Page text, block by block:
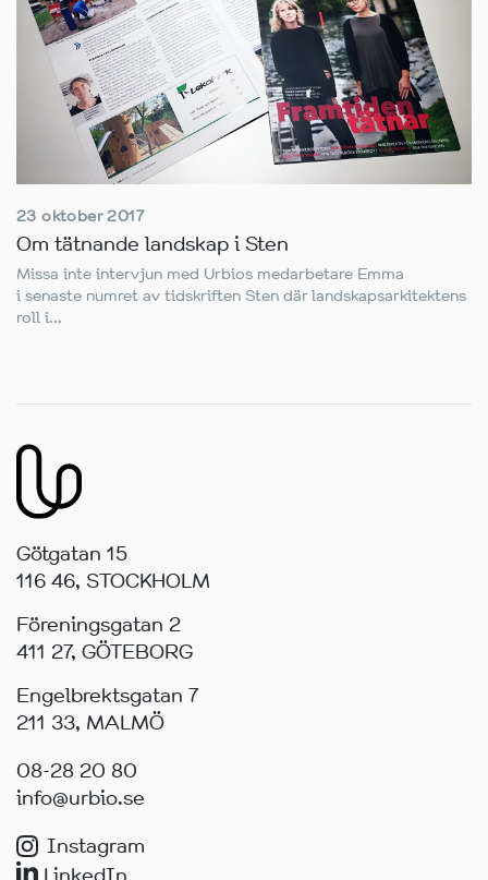
23 oktober 2017
Om tätnande landskap i Sten
Missa inte intervjun med Urbios medarbetare Emma
i senaste numret av tidskriften Sten där landskapsarkitektens
roll i...
Götgatan 15
116 46, STOCKHOLM
Föreningsgatan 2
411 27, GÖTEBORG
Engelbrektsgatan 7
211 33, MALMÖ
08-28 20 80
info@urbio.se
Instagram